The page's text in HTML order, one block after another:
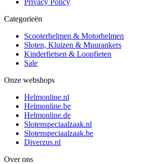
Categorieën
Scooterhelmen & Motorhelmen
Sloten, Kluizen & Muurankers
Kinderfietsen & Loopfieten
Sale
Onze webshops
Helmonline.nl
Helmonline.be
Helmonline.de
Slotenspeciaalzaak.nl
Slotenspeciaalzaak.be
Diverzus.nl
Over ons